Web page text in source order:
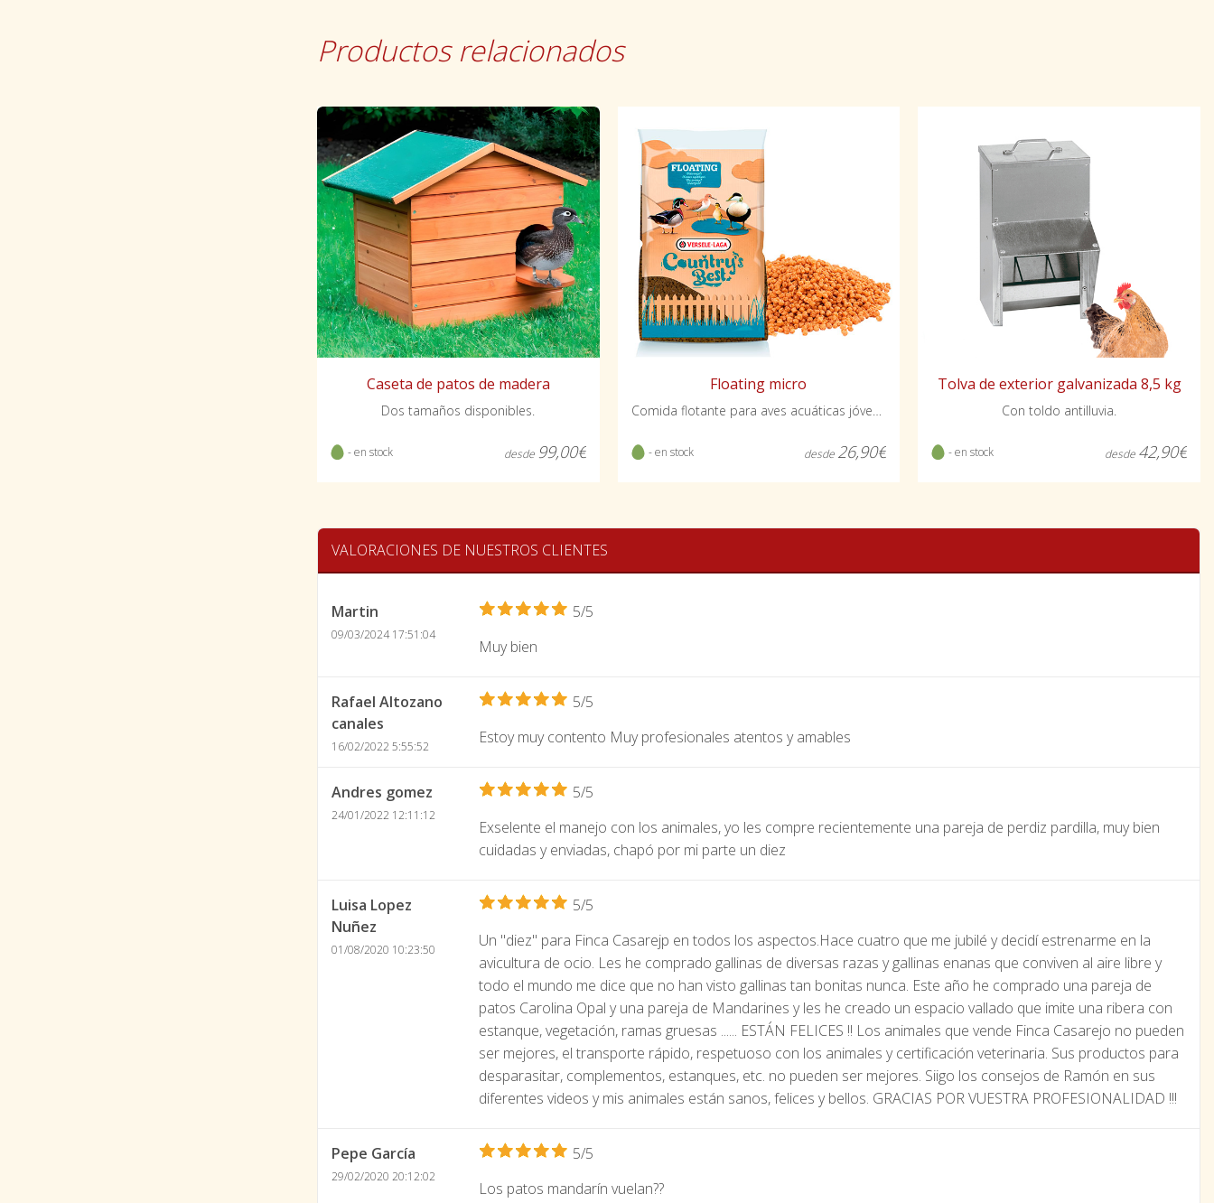
Productos relacionados
Caseta de patos de madera
Dos tamaños disponibles.
- en stock desde 99,00€
Floating micro
Comida flotante para aves acuáticas jóvenes.
- en stock desde 26,90€
Tolva de exterior galvanizada 8,5 kg
Con toldo antilluvia.
- en stock desde 42,90€
VALORACIONES DE NUESTROS CLIENTES
Martin
09/03/2024 17:51:04
5/5
Muy bien
Rafael Altozano
canales
16/02/2022 5:55:52
5/5
Estoy muy contento Muy profesionales atentos y amables
Andres gomez
24/01/2022 12:11:12
5/5
Exselente el manejo con los animales, yo les compre recientemente una pareja de perdiz pardilla, muy bien
cuidadas y enviadas, chapó por mi parte un diez
Luisa Lopez
Nuñez
01/08/2020 10:23:50
5/5
Un "diez" para Finca Casarejp en todos los aspectos.Hace cuatro que me jubilé y decidí estrenarme en la
avicultura de ocio. Les he comprado gallinas de diversas razas y gallinas enanas que conviven al aire libre y
todo el mundo me dice que no han visto gallinas tan bonitas nunca. Este año he comprado una pareja de
patos Carolina Opal y una pareja de Mandarines y les he creado un espacio vallado que imite una ribera con
estanque, vegetación, ramas gruesas ...... ESTÁN FELICES !! Los animales que vende Finca Casarejo no pueden
ser mejores, el transporte rápido, respetuoso con los animales y certificación veterinaria. Sus productos para
desparasitar, complementos, estanques, etc. no pueden ser mejores. Siigo los consejos de Ramón en sus
diferentes videos y mis animales están sanos, felices y bellos. GRACIAS POR VUESTRA PROFESIONALIDAD !!!
Pepe García
29/02/2020 20:12:02
5/5
Los patos mandarín vuelan??